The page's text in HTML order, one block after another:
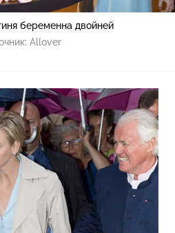
беременна двойней
Allover